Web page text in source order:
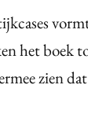
het boek
zien